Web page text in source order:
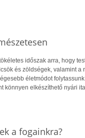
időszak arra, hogy
és zöldségek, valamint a
életmódot
könnyen elkészíthető nyári
a fogainkra?